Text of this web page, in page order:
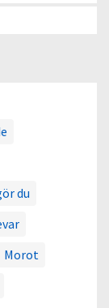
du
Morot